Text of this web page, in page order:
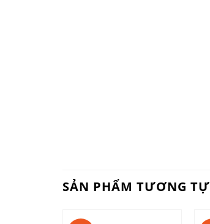
SẢN PHẨM TƯƠNG TỰ